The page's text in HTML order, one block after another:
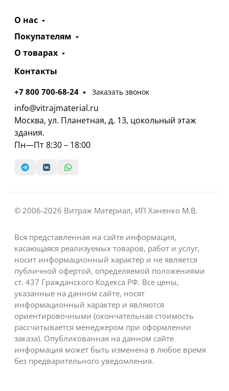
О нас
Покупателям
О товарах
Контакты
+7 800 700-68-24 Заказать звонок
info@vitrajmaterial.ru
Москва, ул. Планетная, д. 13, цокольный этаж
здания.
Пн—Пт 8:30 – 18:00
© 2006-2026 Витраж Материал, ИП Ханенко М.В.
Вся представленная на сайте информация,
касающаяся реализуемых товаров, работ и услуг,
носит информационный характер и не является
публичной офертой, определяемой положениями
ст. 437 Гражданского Кодекса РФ. Все цены,
указанные на данном сайте, носят
информационный характер и являются
ориентировочными (окончательная стоимость
рассчитывается менеджером при оформлении
заказа). Опубликованная на данном сайте
информация может быть изменена в любое время
без предварительного уведомления.